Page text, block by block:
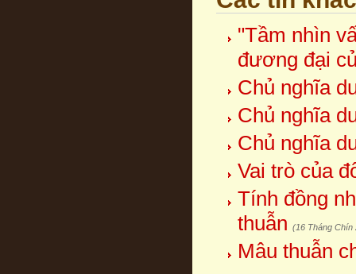
"Tầm nhìn
đương đại
Chủ nghĩa
Chủ nghĩa
Chủ nghĩa
Vai trò của
Tính đồng
thuẫn (16 Tháng Chín
Mâu thuẫn